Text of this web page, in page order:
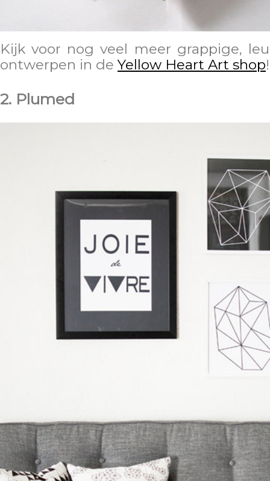
Kijk voor nog veel meer grappige,
ontwerpen in deYellow Heart Art shop
2. Plumed